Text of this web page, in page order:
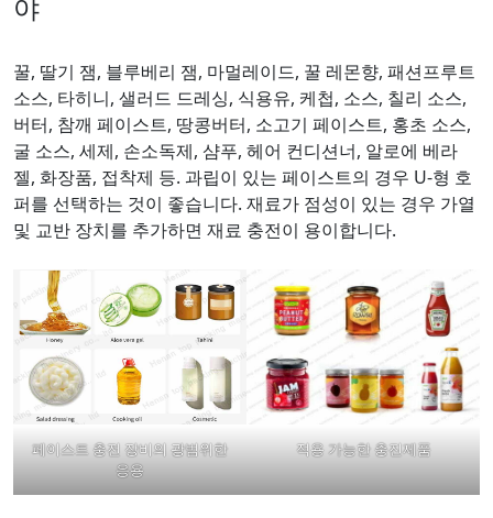
꿀, 딸기 잼, 블루베리 잼, 마멀레이드, 꿀 레몬향, 패션프루트
소스, 타히니, 샐러드 드레싱, 식용유, 케첩, 소스, 칠리 소스,
버터, 참깨 페이스트, 땅콩버터, 소고기 페이스트, 홍초 소스,
굴 소스, 세제, 손소독제, 샴푸, 헤어 컨디션너, 알로에 베라
젤, 화장품, 접착제 등. 과립이 있는 페이스트의 경우 U-형 호
퍼를 선택하는 것이 좋습니다. 재료가 점성이 있는 경우 가열
및 교반 장치를 추가하면 재료 충전이 용이합니다.
페이스트 충전 장비의 광범위한
응용
적용 가능한 충진제품